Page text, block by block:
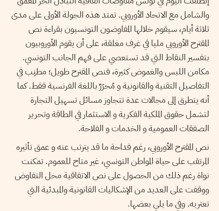
والشامل مع الاتحاد الأوروبي. تمتد هذه الجولة الأولى على مدى
ثلاثة أيام، سيقوم خلالها المفاوضون التونسيون بقراءة نص
المقترح الأوروبي مليا في غرف مغلقة، على أن يقوم الأوروبيون
بتفسير النقاط التي قد تستعصي على فهم الجانب التونسي.
مكامن اللبس والغموض كثيرة، فنص المقترح طويل؛ مطنِب في
التفاصيل التقنية والقانونية و مُحرّرٌ باللغة الفرنسية فقط. كما
أنه يتطرق إلى مجالات عدة تتجاوز مسائل تسهيل التجارة
لتشمل حقوق الملكية الفكرية و الاستثمار في الطاقة وتحرير
الصفقات العمومية و الخدمات و الفلاحة.
نص المقترح الأوروبي، رغم فداحة ما قد يترتب عنه و عمق تأثيره
المرتقب على حياة المواطن التونسي، غير متاح للعموم. تمكنت
نواة رغم ذلك من الحصول على نص الاتفاقية محل التفاوض
ووقفت على العديد من الإشكاليات القانونية والمبدئية التي
تعتريه. وفي ما يلي بعضها.